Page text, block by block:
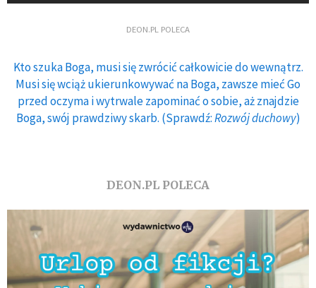
DEON.PL POLECA
Kto szuka Boga, musi się zwrócić całkowicie do wewnątrz.
Musi się wciąż ukierunkowywać na Boga, zawsze mieć Go
przed oczyma i wytrwale zapominać o sobie, aż znajdzie
Boga, swój prawdziwy skarb. (Sprawdź:Rozwój duchowy)
DEON.PL POLECA